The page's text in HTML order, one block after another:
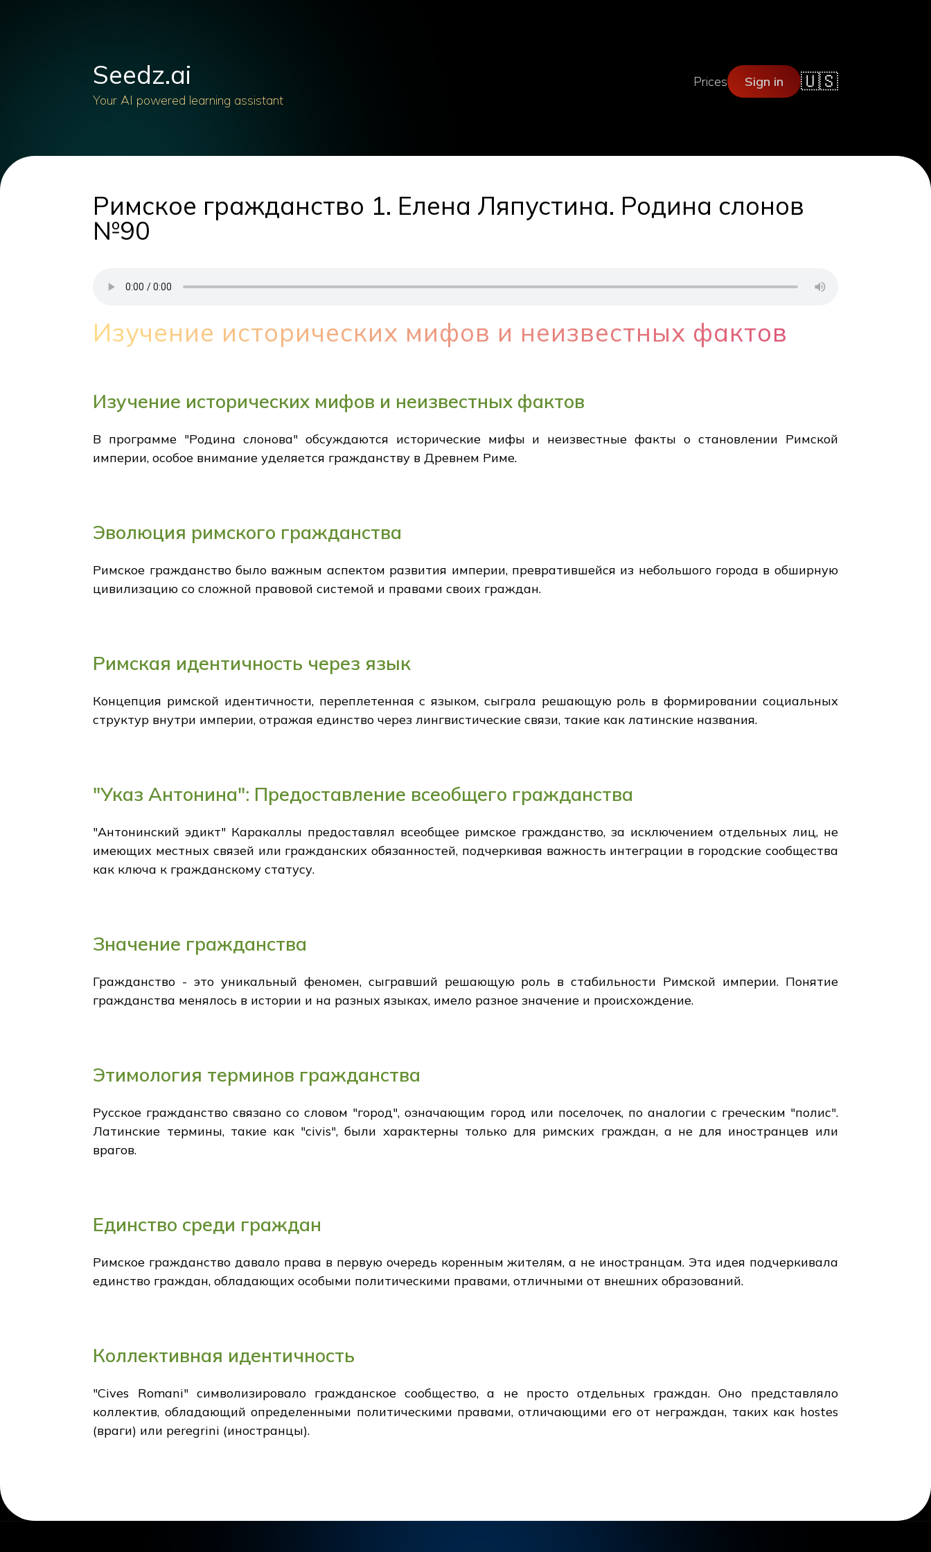
Seedz.ai
Your AI powered learning assistant
Prices Sign in 🇺🇸
Римское гражданство 1. Елена Ляпустина. Родина слонов
№90
Изучение исторических мифов и неизвестных фактов
Изучение исторических мифов и неизвестных фактов
В программе "Родина слонова" обсуждаются исторические мифы и неизвестные факты о становлении Римской
империи, особое внимание уделяется гражданству в Древнем Риме.
Эволюция римского гражданства
Римское гражданство было важным аспектом развития империи, превратившейся из небольшого города в обширную
цивилизацию со сложной правовой системой и правами своих граждан.
Римская идентичность через язык
Концепция римской идентичности, переплетенная с языком, сыграла решающую роль в формировании социальных
структур внутри империи, отражая единство через лингвистические связи, такие как латинские названия.
"Указ Антонина": Предоставление всеобщего гражданства
"Антонинский эдикт" Каракаллы предоставлял всеобщее римское гражданство, за исключением отдельных лиц, не
имеющих местных связей или гражданских обязанностей, подчеркивая важность интеграции в городские сообщества
как ключа к гражданскому статусу.
Значение гражданства
Гражданство - это уникальный феномен, сыгравший решающую роль в стабильности Римской империи. Понятие
гражданства менялось в истории и на разных языках, имело разное значение и происхождение.
Этимология терминов гражданства
Русское гражданство связано со словом "город", означающим город или поселочек, по аналогии с греческим "полис".
Латинские термины, такие как "civis", были характерны только для римских граждан, а не для иностранцев или
врагов.
Единство среди граждан
Римское гражданство давало права в первую очередь коренным жителям, а не иностранцам. Эта идея подчеркивала
единство граждан, обладающих особыми политическими правами, отличными от внешних образований.
Коллективная идентичность
"Cives Romani" символизировало гражданское сообщество, а не просто отдельных граждан. Оно представляло
коллектив, обладающий определенными политическими правами, отличающими его от неграждан, таких как hostes
(враги) или peregrini (иностранцы).